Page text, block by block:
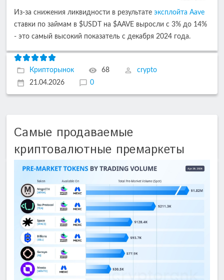
Из-за снижения ликвидности в результате эксплойта Aave
ставки по займам в $USDT на $AAVE выросли с 3% до 14%
- это самый высокий показатель с декабря 2024 года.
Крипторынок 68
crypto
21.04.2026
0
Самые продаваемые
криптовалютные премаркеты